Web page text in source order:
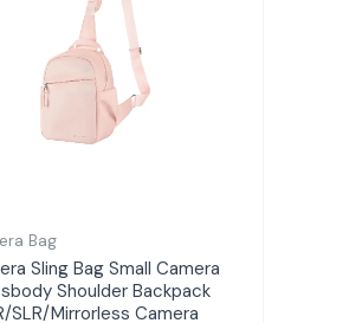
Bag
Sling Bag Small Camera
Shoulder Backpack
SLR/Mirrorless Camera